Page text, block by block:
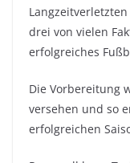
drei von vielen
erfolgreiches
Die Vorbereitung
versehen und so
erfolgreichen